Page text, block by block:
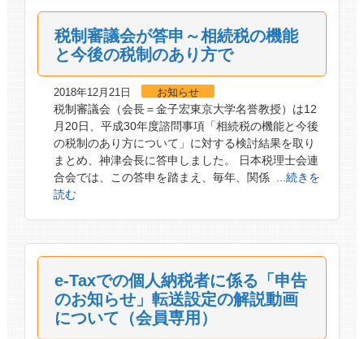
税制審議会が答申～相続税の機能
と今後の税制のあり方で
2018年12月21日 お知らせ
税制審議会（会長＝金子宏東京大学名誉教授）は12
月20日、平成30年度諮問事項「相続税の機能と今後
の税制のあり方について」に対する検討結果を取り
まとめ、神津会長に答申しました。 日本税理士会連
合会では、この答申を踏まえ、毎年、関係
...続きを
読む
e-Taxでの個人納税者に係る「申告
のお知らせ」転送設定の解説動画
について（会員専用）